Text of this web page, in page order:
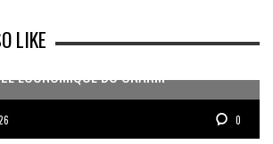
LIKE
ÉCONOMIQUE DU CNARM
0